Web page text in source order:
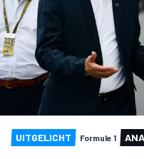
UITGELICHT Formule 1